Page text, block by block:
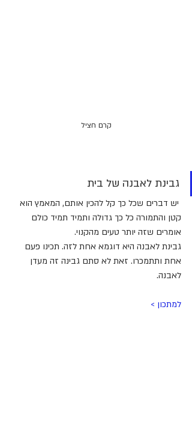
קרם חציל
גבינת לאבנה של בית
יש דברים שכל כך קל להכין אותם, המאמץ הוא
קטן והתמורה כל כך גדולה ותמיד תמיד כולם
אומרים שזה יותר טעים מהקנוי.
גבינת לאבנה היא דוגמא אחת לזה. תכינו פעם
אחת ותתמכרו. זאת לא סתם גבינה זה מעדן
לאבנה.
למתכון >